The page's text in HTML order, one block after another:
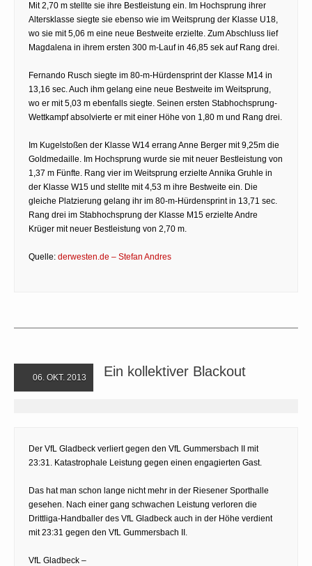
Mit 2,70 m stellte sie ihre Bestleistung ein. Im Hochsprung ihrer
Altersklasse siegte sie ebenso wie im Weitsprung der Klasse U18,
wo sie mit 5,06 m eine neue Bestweite erzielte. Zum Abschluss lief
Magdalena in ihrem ersten 300 m-Lauf in 46,85 sek auf Rang drei.
Fernando Rusch siegte im 80-m-Hürdensprint der Klasse M14 in
13,16 sec. Auch ihm gelang eine neue Bestweite im Weitsprung,
wo er mit 5,03 m ebenfalls siegte. Seinen ersten Stabhochsprung-
Wettkampf absolvierte er mit einer Höhe von 1,80 m und Rang drei.
Im Kugelstoßen der Klasse W14 errang Anne Berger mit 9,25m die
Goldmedaille. Im Hochsprung wurde sie mit neuer Bestleistung von
1,37 m Fünfte. Rang vier im Weitsprung erzielte Annika Gruhle in
der Klasse W15 und stellte mit 4,53 m ihre Bestweite ein. Die
gleiche Platzierung gelang ihr im 80-m-Hürdensprint in 13,71 sec.
Rang drei im Stabhochsprung der Klasse M15 erzielte Andre
Krüger mit neuer Bestleistung von 2,70 m.
Quelle: derwesten.de – Stefan Andres
06. OKT. 2013 Ein kollektiver Blackout
Der VfL Gladbeck verliert gegen den VfL Gummersbach II mit
23:31. Katastrophale Leistung gegen einen engagierten Gast.
Das hat man schon lange nicht mehr in der Riesener Sporthalle
gesehen. Nach einer gang schwachen Leistung verloren die
Drittliga-Handballer des VfL Gladbeck auch in der Höhe verdient
mit 23:31 gegen den VfL Gummersbach II.
VfL Gladbeck –